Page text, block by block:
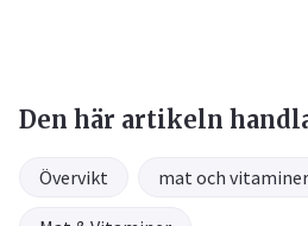
Den här artikeln
Övervikt mat och vitaminer